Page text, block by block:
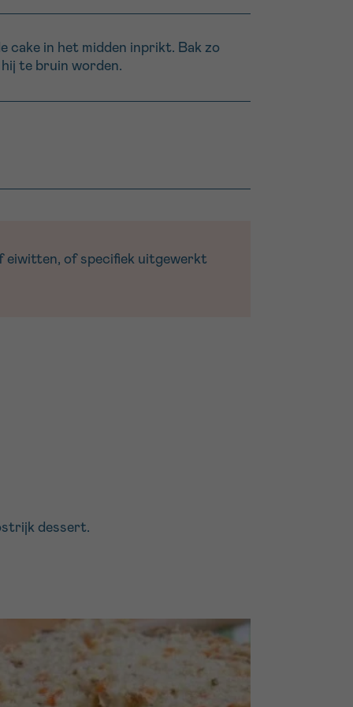
cake in het midden inprikt. Bak zo
te bruin worden.
eiwitten, of specifiek uitgewerkt
dessert.